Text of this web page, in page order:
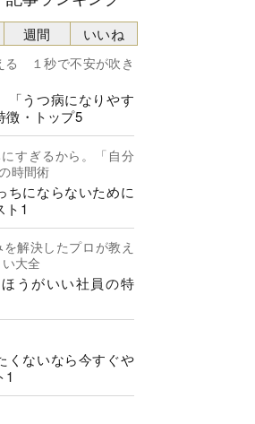
る １秒で不安が吹き
「うつ病になりやす
徴・トップ5
すぎるから。「自分
時間術
ちにならないために
ト1
解決したプロが教え
大全
うがいい社員の特
くないなら今すぐや
1
週間 いいね